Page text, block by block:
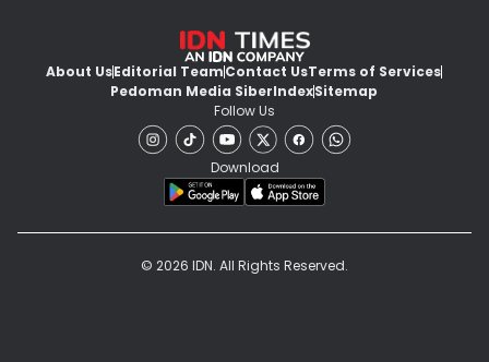
About UsEditorial TeamContact UsTerms of Services
Pedoman Media SiberIndexSitemap
Follow Us
Download
© 2026 IDN. All Rights Reserved.